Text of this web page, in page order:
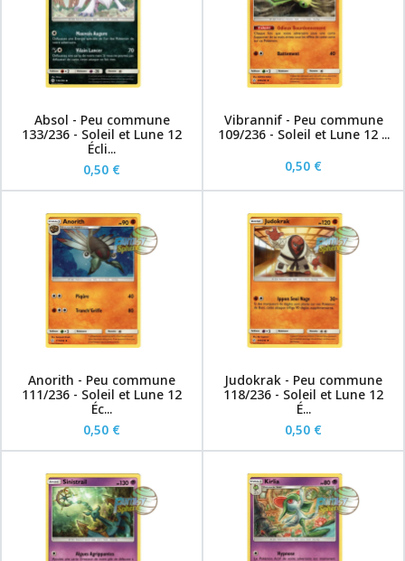
Absol - Peu commune
133/236 - Soleil et Lune 12
Écli...
0,50 €
Vibrannif - Peu commune
109/236 - Soleil et Lune 12 ...
0,50 €
Anorith - Peu commune
111/236 - Soleil et Lune 12
Éc...
0,50 €
Judokrak - Peu commune
118/236 - Soleil et Lune 12
É...
0,50 €